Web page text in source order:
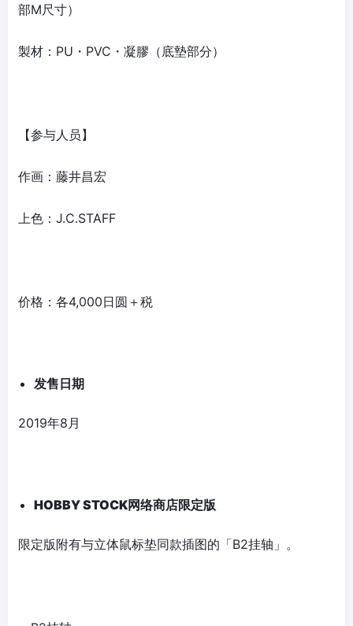
部M尺寸）
製材：PU・PVC・凝膠（底墊部分）
【参与人员】
作画：藤井昌宏
上色：J.C.STAFF
价格：各4,000日圆＋税
发售日期
2019年8月
HOBBY STOCK网络商店限定版
限定版附有与立体鼠标垫同款插图的「B2挂轴」。